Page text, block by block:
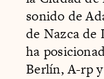
sonido de
de Nazca de
ha
Berlín, A-rp